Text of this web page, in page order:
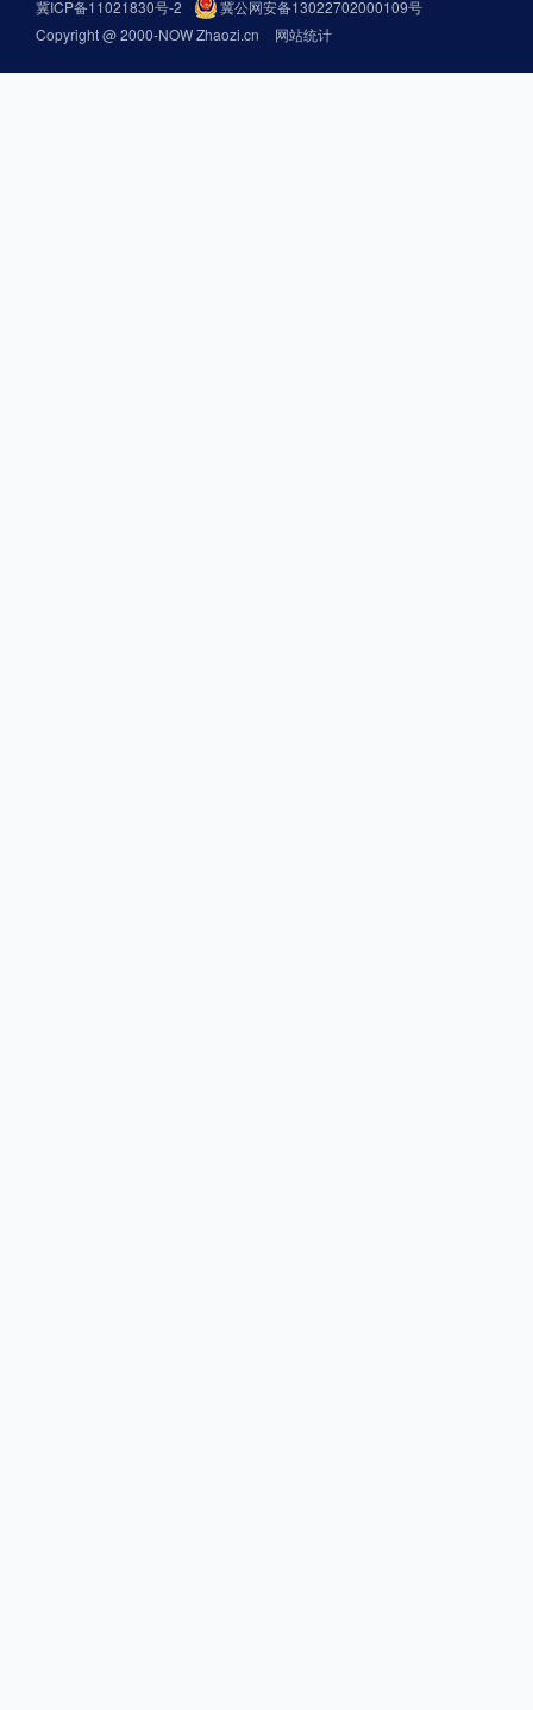
冀ICP备11021830号-2
冀公网安备13022702000109号
Copyright @ 2000-NOW Zhaozi.cn
网站统计